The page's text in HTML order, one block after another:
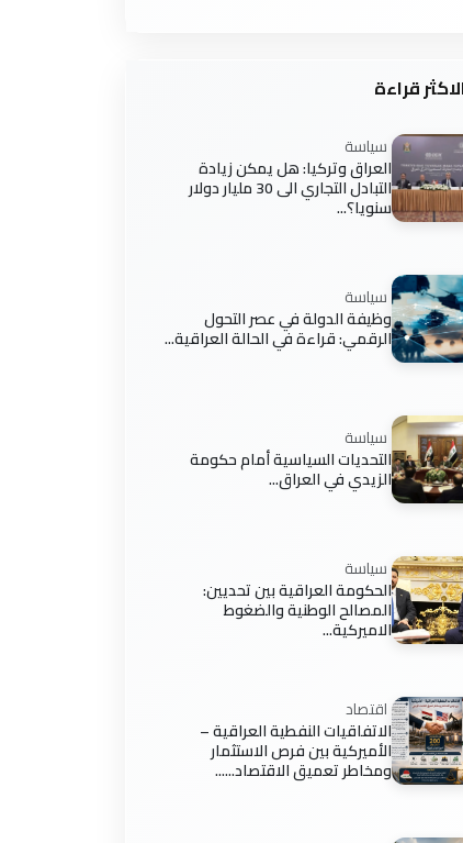
قراءة
سياسة
العراق وتركيا: هل يمكن زيادة
التبادل التجاري الى 30 مليار دولار
سنويا؟...
سياسة
وظيفة الدولة في عصر التحول
الرقمي: قراءة في الحالة العراقية...
سياسة
التحديات السياسية أمام حكومة
الزيدي في العراق...
سياسة
الحكومة العراقية بين تحديين:
المصالح الوطنية والضغوط
الاميركية...
اقتصاد
الاتفاقيات النفطية العراقية –
الأميركية بين فرص الاستثمار
ومخاطر تعميق الاقتصاد......